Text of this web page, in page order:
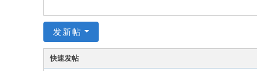
发新帖
快速发帖